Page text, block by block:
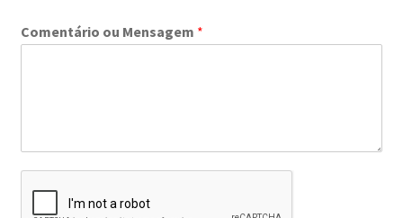
Comentário ou Mensagem *